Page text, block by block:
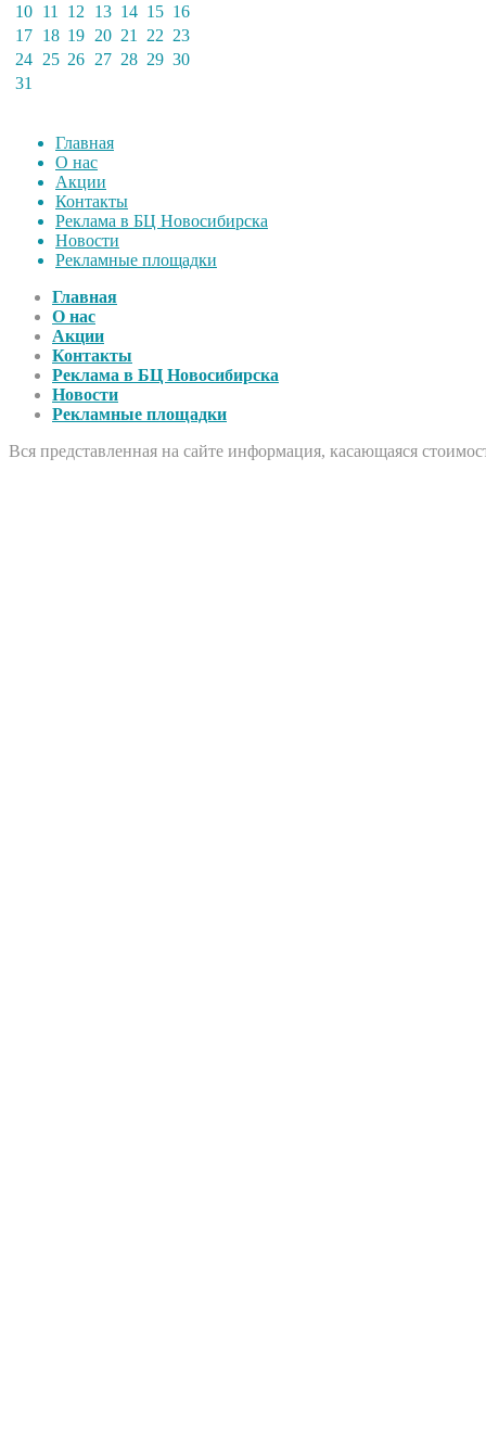
10 11 12 13 14 15 16
17 18 19 20 21 22 23
24 25 26 27 28 29 30
31
Главная
О нас
Акции
Контакты
Реклама в БЦ Новосибирска
Новости
Рекламные площадки
Главная
О нас
Акции
Контакты
Реклама в БЦ Новосибирска
Новости
Рекламные площадки
Вся представленная на сайте информация, касающаяся